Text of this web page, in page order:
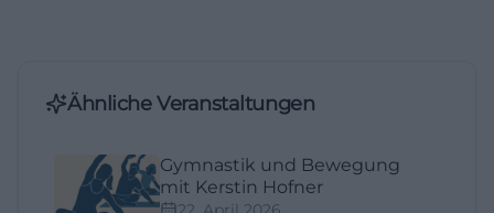
Ähnliche Veranstaltungen
Gymnastik und Bewegung
mit Kerstin Hofner